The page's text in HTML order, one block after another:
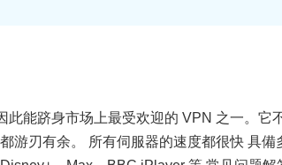
能跻身市场上最受欢迎的 VPN 之一。
游刃有余。 所有伺服器的速度都很快 具